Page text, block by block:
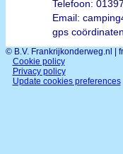
Telefoon:
Email:
gps
© B.V. Frankrijkonderweg.nl |
Cookie policy
Privacy policy
Update cookies preferences